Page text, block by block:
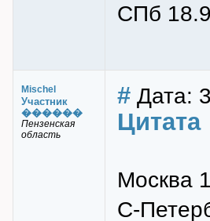
СПб 18.9
Mischel
Участник
������
Пензенская
область
# Дата:
Цитата
Москва
С-